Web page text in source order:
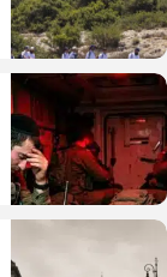
וידאו